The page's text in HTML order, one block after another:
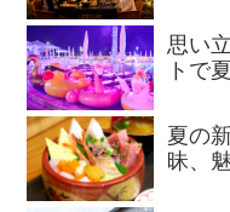
思い
トで
夏の
昧、